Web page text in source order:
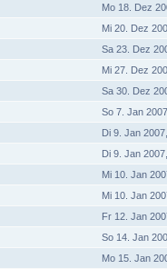
Mo 18. Dez
Mi 20. Dez
Sa 23. Dez
Mi 27. Dez
Sa 30. Dez
So 7. Jan
Di 9. Jan
Di 9. Jan
Mi 10. Jan
Mi 10. Jan
Fr 12. Jan
So 14. Jan
Mo 15. Jan